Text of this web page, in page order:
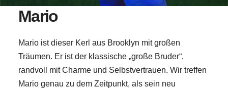
Mario
Mario ist dieser Kerl aus Brooklyn mit großen
Träumen. Er ist der klassische „große Bruder“,
randvoll mit Charme und Selbstvertrauen. Wir treffen
Mario genau zu dem Zeitpunkt, als sein neu